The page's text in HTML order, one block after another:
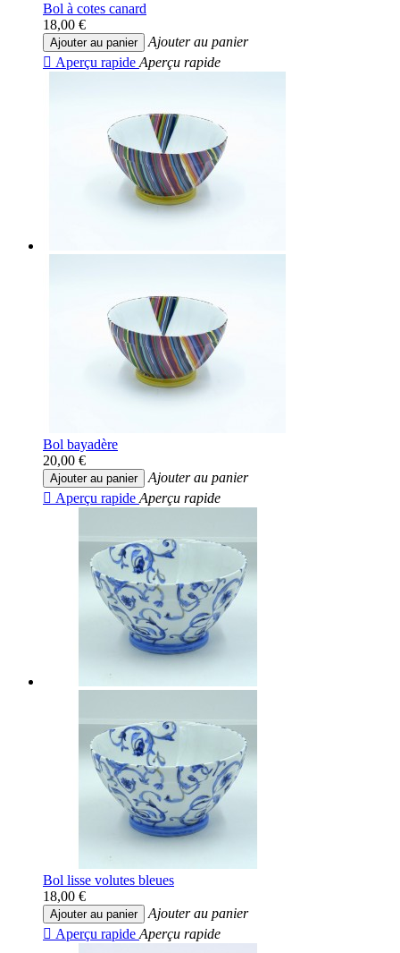
Bol à cotes canard
18,00 €
Ajouter au panier
Ajouter au panier
 Aperçu rapide Aperçu rapide
Bol bayadère
20,00 €
Ajouter au panier
Ajouter au panier
 Aperçu rapide Aperçu rapide
Bol lisse volutes bleues
18,00 €
Ajouter au panier
Ajouter au panier
 Aperçu rapide Aperçu rapide